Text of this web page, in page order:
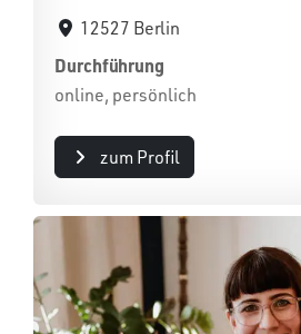
12527 Berlin
Durchführung
online, persönlich
zum Profil